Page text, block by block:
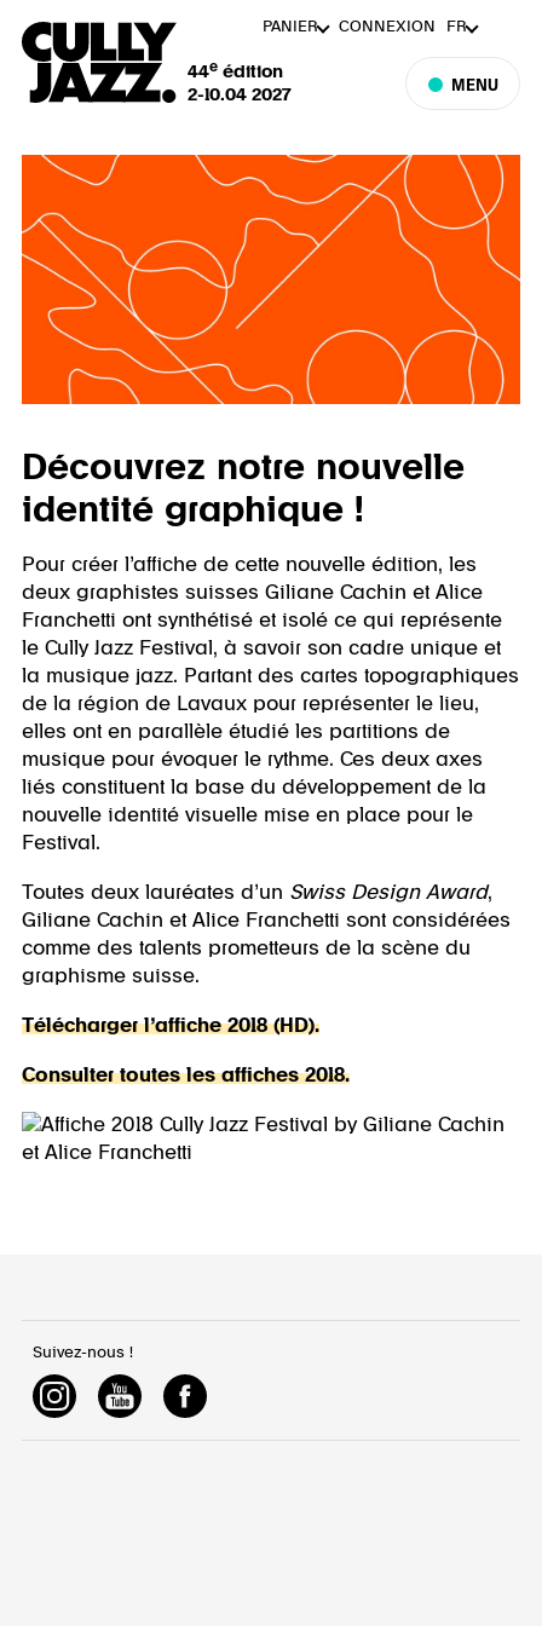
44eédition
2-10.04 2027
MENU
PANIER CONNEXION FR
Découvrez notre nouvelle
identité graphique !
Pour créer l’affiche de cette nouvelle édition, les
deux graphistes suisses Giliane Cachin et Alice
Franchetti ont synthétisé et isolé ce qui représente
le Cully Jazz Festival, à savoir son cadre unique et
la musique jazz. Partant des cartes topographiques
de la région de Lavaux pour représenter le lieu,
elles ont en parallèle étudié les partitions de
musique pour évoquer le rythme. Ces deux axes
liés constituent la base du développement de la
nouvelle identité visuelle mise en place pour le
Festival.
Toutes deux lauréates d’un Swiss Design Award,
Giliane Cachin et Alice Franchetti sont considérées
comme des talents prometteurs de la scène du
graphisme suisse.
Télécharger l’affiche 2018 (HD).
Consulter toutes les affiches 2018.
Suivez-nous !